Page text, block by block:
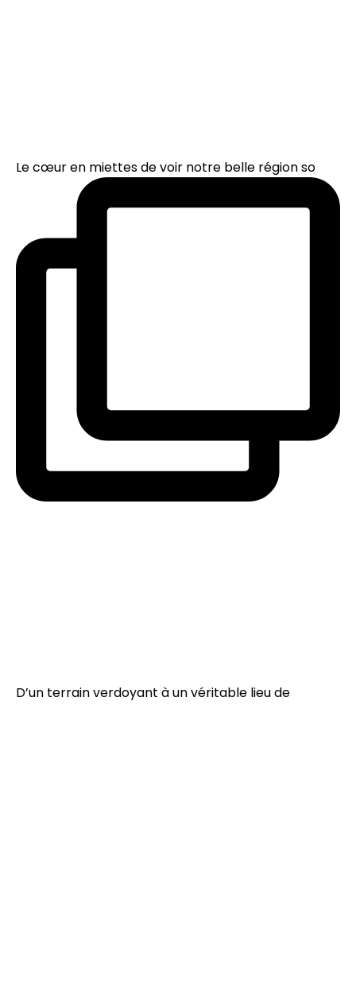
Le cœur en miettes de voir notre belle région so
D’un terrain verdoyant à un véritable lieu de